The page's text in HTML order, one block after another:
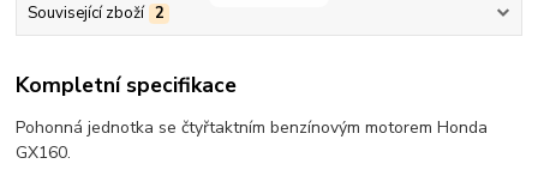
Související zboží 2
Kompletní specifikace
Pohonná jednotka se čtyřtaktním benzínovým motorem Honda
GX160.